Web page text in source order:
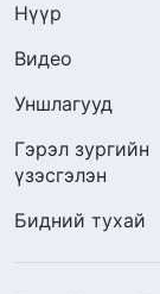
Нүүр
Видео
Уншлагууд
Гэрэл зургийн
үзэсгэлэн
Бидний тухай